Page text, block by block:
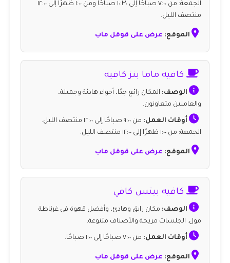
الجمعة: من ٧:٠٠ صباحًا إلى ١٠:٣٠ صباحًا ومن ١:٠٠ ظهرًا إلى ١٢:٠٠
منتصف الليل.
الموقع: عرض على قوقل ماب
كافيه ماما بنز كافيه
الوصف: المكان رائع جدًا، أجواء هادئة وجميلة،
والعاملين متعاونون.
أوقات العمل:
من ٩:٠٠ صباحًا إلى ١٢:٠٠ منتصف الليل.
الجمعة: من ١:٠٠ ظهرًا إلى ١٢:٠٠ منتصف الليل.
الموقع: عرض على قوقل ماب
كافيه بيتس كافي
الوصف: مكان رايق وهادئ، وأفضل قهوة في غرناطة
مول. الجلسات مريحة والأصناف متنوعة.
أوقات العمل: من ٧:٠٠ صباحًا إلى ١:٠٠ صباحًا.
الموقع: عرض على قوقل ماب